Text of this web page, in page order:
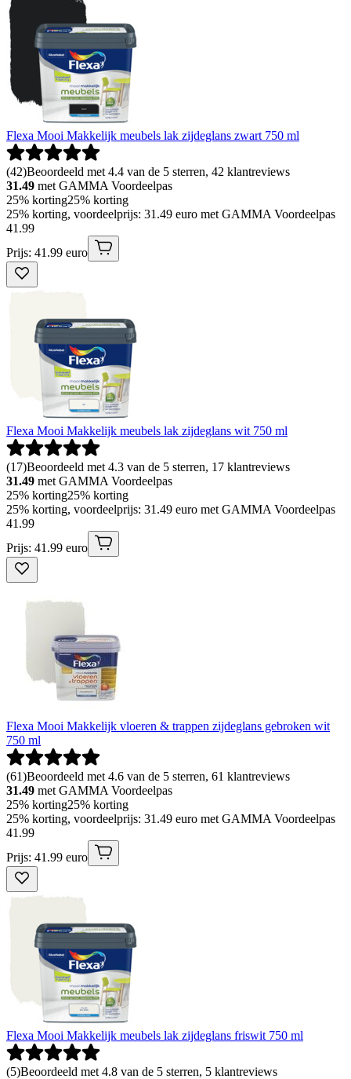
Flexa Mooi Makkelijk meubels lak zijdeglans zwart 750 ml
(42)Beoordeeld met 4.4 van de 5 sterren, 42 klantreviews
31.49 met GAMMA Voordeelpas
25% korting25% korting
25% korting, voordeelprijs: 31.49 euro met GAMMA Voordeelpas
41.99
Prijs: 41.99 euro
Flexa Mooi Makkelijk meubels lak zijdeglans wit 750 ml
(17)Beoordeeld met 4.3 van de 5 sterren, 17 klantreviews
31.49 met GAMMA Voordeelpas
25% korting25% korting
25% korting, voordeelprijs: 31.49 euro met GAMMA Voordeelpas
41.99
Prijs: 41.99 euro
Flexa Mooi Makkelijk vloeren & trappen zijdeglans gebroken wit
750 ml
(61)Beoordeeld met 4.6 van de 5 sterren, 61 klantreviews
31.49 met GAMMA Voordeelpas
25% korting25% korting
25% korting, voordeelprijs: 31.49 euro met GAMMA Voordeelpas
41.99
Prijs: 41.99 euro
Flexa Mooi Makkelijk meubels lak zijdeglans friswit 750 ml
(5)Beoordeeld met 4.8 van de 5 sterren, 5 klantreviews